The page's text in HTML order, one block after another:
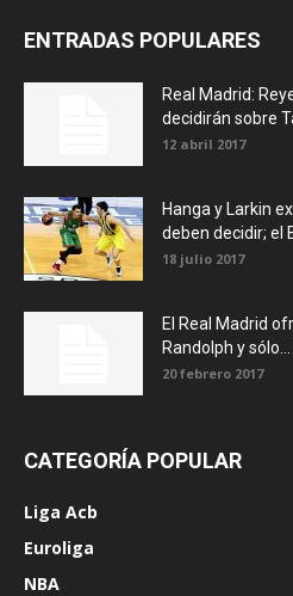
ENTRADAS POPULARES
Real Madrid:
decidirán sobre
12 abril 2017
Hanga y Larkin
deben decidir; el
18 julio 2017
El Real Madrid
Randolph y sólo...
20 febrero 2017
CATEGORÍA POPULAR
Liga Acb
Euroliga
NBA